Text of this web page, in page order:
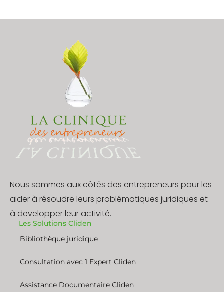
Nous sommes aux côtés des entrepreneurs pour les
aider à résoudre leurs problématiques juridiques et
à developper leur activité.
Les Solutions Cliden
Bibliothèque juridique
Consultation avec 1 Expert Cliden
Assistance Documentaire Cliden